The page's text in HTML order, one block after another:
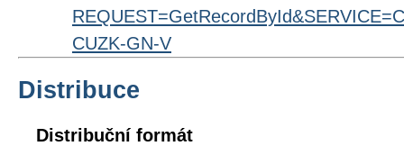
CUZK-GN-V
Distribuce
Distribuční formát